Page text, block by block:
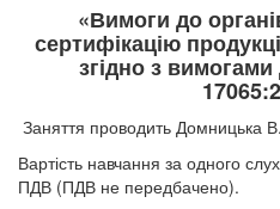
«Вимоги до
сертифікацію
згідно з
Заняття проводить Домницька
Вартість навчання за одного
ПДВ (ПДВ не передбачено).